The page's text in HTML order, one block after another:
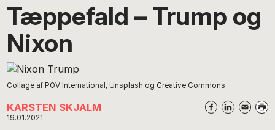
Tæppefald – Trump og
Nixon
Collage af POV International, Unsplash og Creative Commons
KARSTEN SKJALM
19.01.2021